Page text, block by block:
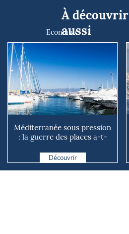
À découvrir
aussi
Economie
Méditerranée sous pression
: la guerre des places a-t-
Découvrir